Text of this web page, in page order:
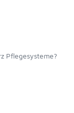
Pflegesysteme?